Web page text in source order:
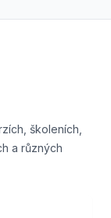
školeních,
a různých